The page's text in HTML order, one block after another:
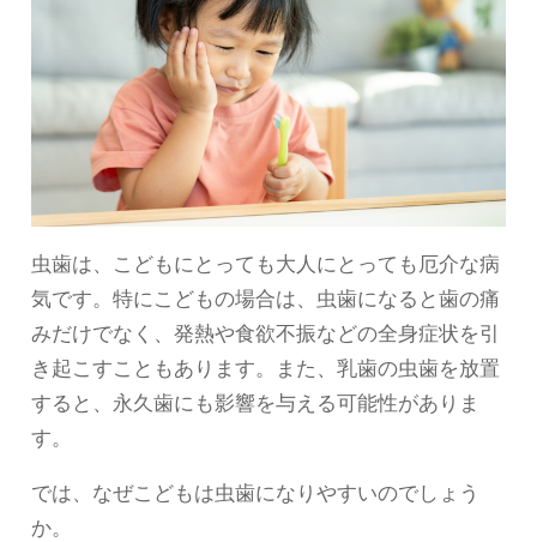
虫歯は、こどもにとっても大人にとっても厄介な病
気です。特にこどもの場合は、虫歯になると歯の痛
みだけでなく、発熱や食欲不振などの全身症状を引
き起こすこともあります。また、乳歯の虫歯を放置
すると、永久歯にも影響を与える可能性がありま
す。
では、なぜこどもは虫歯になりやすいのでしょう
か。